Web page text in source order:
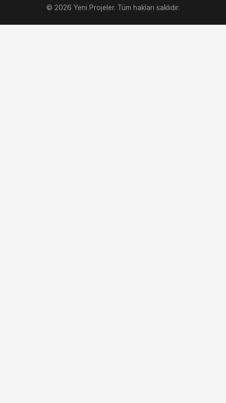
© 2026 Yeni Projeler. Tüm hakları saklıdır.